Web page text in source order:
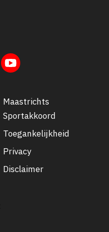
Maastrichts
Sportakkoord
Toegankelijkheid
Privacy
Disclaimer